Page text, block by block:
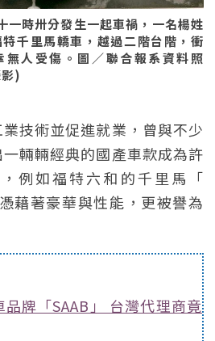
一時卅分發生一起車禍，一名楊姓
千里馬轎車，越過二階台階，衝
無人受傷。圖／聯合報系資料照
)
技術並促進就業，曾與不少
輛輛經典的國產車款成為許
例如福特六和的千里馬「
藉著豪華與性能，更被譽為
牌「SAAB」 台灣代理商竟